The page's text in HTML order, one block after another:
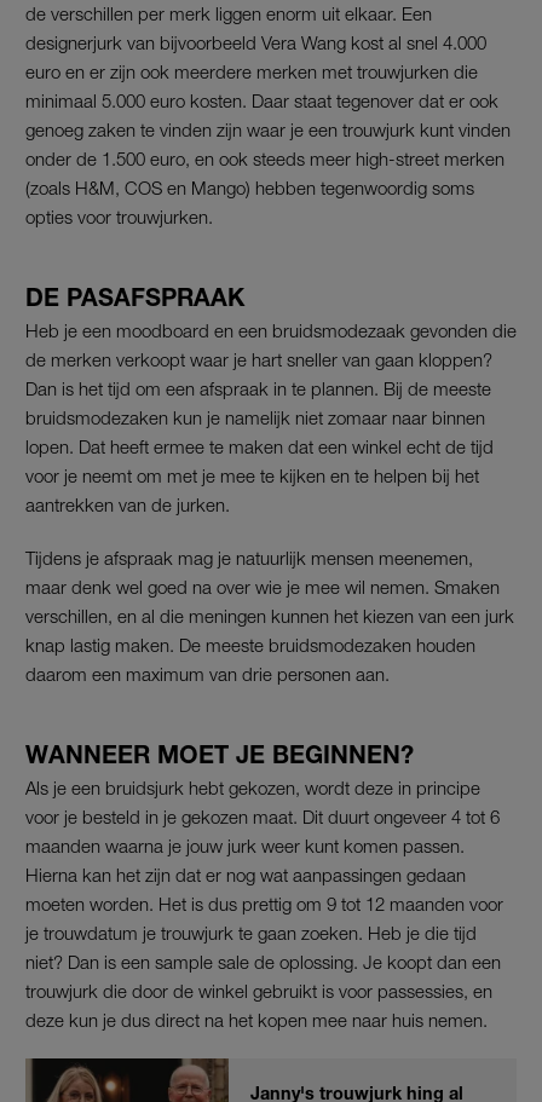
de verschillen per merk liggen enorm uit elkaar. Een
designerjurk van bijvoorbeeld Vera Wang kost al snel 4.000
euro en er zijn ook meerdere merken met trouwjurken die
minimaal 5.000 euro kosten. Daar staat tegenover dat er ook
genoeg zaken te vinden zijn waar je een trouwjurk kunt vinden
onder de 1.500 euro, en ook steeds meer high-street merken
(zoals H&M, COS en Mango) hebben tegenwoordig soms
opties voor trouwjurken.
DE PASAFSPRAAK
Heb je een moodboard en een bruidsmodezaak gevonden die
de merken verkoopt waar je hart sneller van gaan kloppen?
Dan is het tijd om een afspraak in te plannen. Bij de meeste
bruidsmodezaken kun je namelijk niet zomaar naar binnen
lopen. Dat heeft ermee te maken dat een winkel echt de tijd
voor je neemt om met je mee te kijken en te helpen bij het
aantrekken van de jurken.
Tijdens je afspraak mag je natuurlijk mensen meenemen,
maar denk wel goed na over wie je mee wil nemen. Smaken
verschillen, en al die meningen kunnen het kiezen van een jurk
knap lastig maken. De meeste bruidsmodezaken houden
daarom een maximum van drie personen aan.
WANNEER MOET JE BEGINNEN?
Als je een bruidsjurk hebt gekozen, wordt deze in principe
voor je besteld in je gekozen maat. Dit duurt ongeveer 4 tot 6
maanden waarna je jouw jurk weer kunt komen passen.
Hierna kan het zijn dat er nog wat aanpassingen gedaan
moeten worden. Het is dus prettig om 9 tot 12 maanden voor
je trouwdatum je trouwjurk te gaan zoeken. Heb je die tijd
niet? Dan is een sample sale de oplossing. Je koopt dan een
trouwjurk die door de winkel gebruikt is voor passessies, en
deze kun je dus direct na het kopen mee naar huis nemen.
Janny's trouwjurk hing al